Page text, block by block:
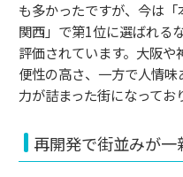
も多かったですが、今は
関西」で第1位に選ばれる
評価されています。大阪や
便性の高さ、一方で人情
力が詰まった街になってお
再開発で街並みが一